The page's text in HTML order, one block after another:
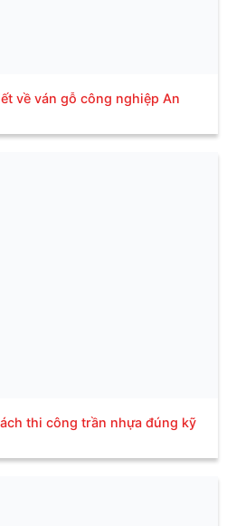
về ván gỗ công nghiệp An
thi công trần nhựa đúng kỹ